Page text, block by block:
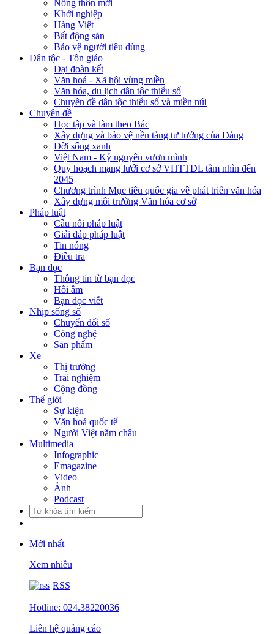
Nông thôn mới
Khởi nghiệp
Hàng Việt
Bất động sản
Bảo vệ người tiêu dùng
Dân tộc - Tôn giáo
Đại đoàn kết
Văn hoá - Xã hội vùng miền
Văn hóa, du lịch dân tộc thiểu số
Chuyên đề dân tộc thiểu số và miền núi
Chuyên đề
Học tập và làm theo Bác
Xây dựng và bảo vệ nền tảng tư tưởng của Đảng
Đời sống xanh
Việt Nam - Kỷ nguyên vươn mình
Quy hoạch mạng lưới cơ sở VHTTDL tầm nhìn đến
2045
Chương trình Mục tiêu quốc gia về phát triển văn hóa
Xây dựng môi trường Văn hóa cơ sở
Pháp luật
Cầu nối pháp luật
Giải đáp pháp luật
Tin nóng
Điều tra
Bạn đọc
Thông tin từ bạn đọc
Hồi âm
Bạn đọc viết
Nhịp sống số
Chuyển đổi số
Công nghệ
Sản phẩm
Xe
Thị trường
Trải nghiệm
Cộng đồng
Thế giới
Sự kiện
Văn hoá quốc tế
Người Việt năm châu
Multimedia
Infographic
Emagazine
Video
Ảnh
Podcast
Mới nhất
Xem nhiều
RSS
Hotline: 024.38220036
Liên hệ quảng cáo